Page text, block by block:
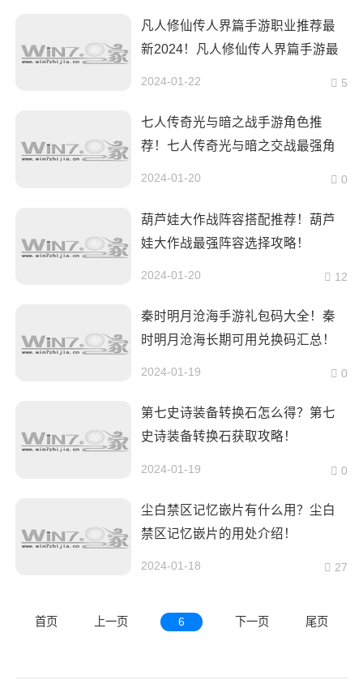
凡人修仙传人界篇手游职业推荐最
新2024！凡人修仙传人界篇手游最
2024-01-22 5
七人传奇光与暗之战手游角色推
荐！七人传奇光与暗之交战最强角
2024-01-20 0
葫芦娃大作战阵容搭配推荐！葫芦
娃大作战最强阵容选择攻略！
2024-01-20 12
秦时明月沧海手游礼包码大全！秦
时明月沧海长期可用兑换码汇总！
2024-01-19 0
第七史诗装备转换石怎么得？第七
史诗装备转换石获取攻略！
2024-01-19 0
尘白禁区记忆嵌片有什么用？尘白
禁区记忆嵌片的用处介绍！
2024-01-18 27
首页 上一页 6 下一页 尾页